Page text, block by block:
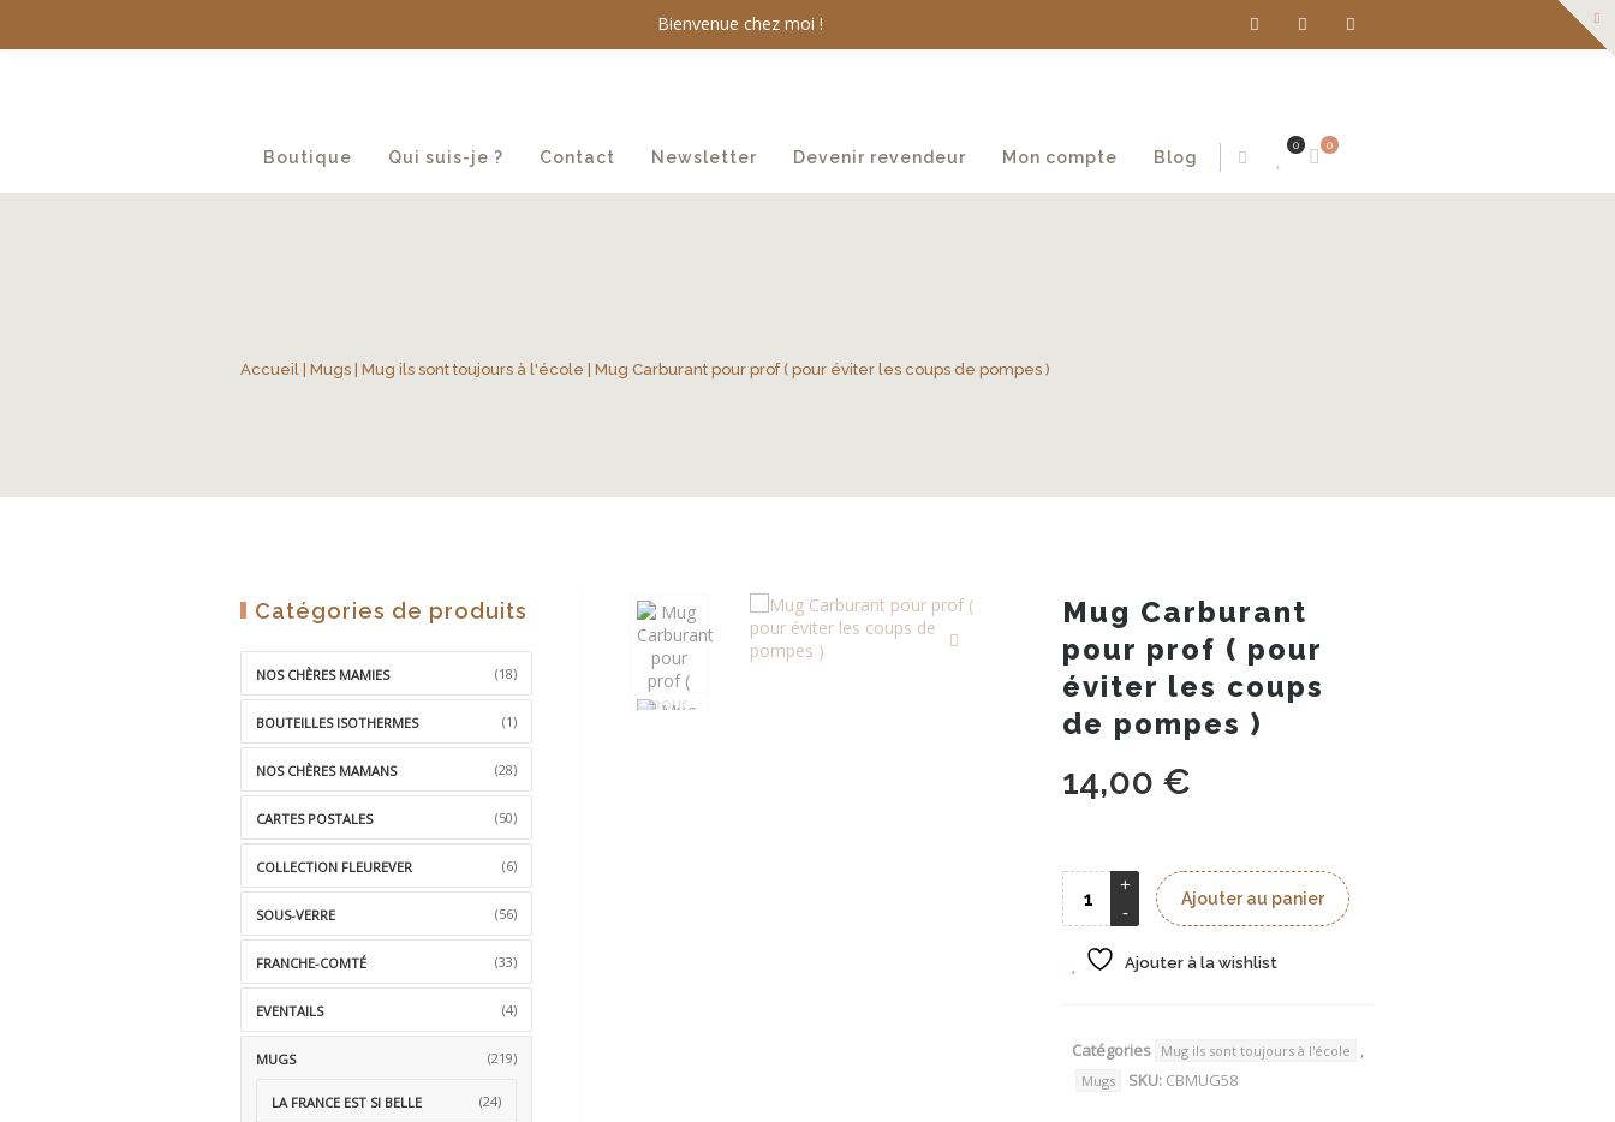
Bienvenue chez moi !
0
0
Boutique Qui suis-je ? Contact Newsletter Devenir revendeur Mon compte Blog
Accueil Mugs Mug ils sont toujours à l'école | Mug Carburant pour prof ( pour éviter les coups de pompes )
Mug Carburant
pour prof ( pour
éviter les coups
de pompes )
14,00 €
Ajouter au panier
Ajouter à la wishlist
Catégories Mug ils sont toujours à l'école ,
Mugs SKU: CBMUG58
Catégories de produits
NOS CHÈRES MAMIES (18)
BOUTEILLES ISOTHERMES (1)
NOS CHÈRES MAMANS (28)
CARTES POSTALES (50)
COLLECTION FLEUREVER (6)
SOUS-VERRE (56)
FRANCHE-COMTÉ (33)
EVENTAILS (4)
MUGS (219)
LA FRANCE EST SI BELLE (24)